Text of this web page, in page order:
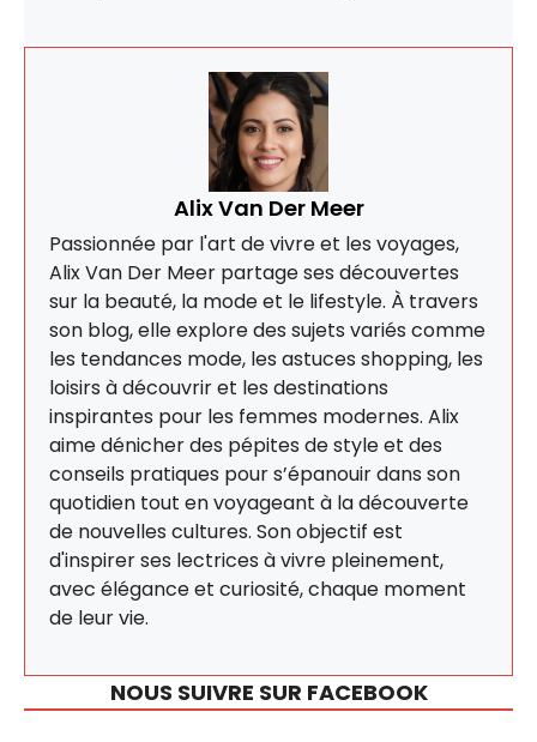
Alix Van Der Meer
Passionnée par l'art de vivre et les voyages,
Alix Van Der Meer partage ses découvertes
sur la beauté, la mode et le lifestyle. À travers
son blog, elle explore des sujets variés comme
les tendances mode, les astuces shopping, les
loisirs à découvrir et les destinations
inspirantes pour les femmes modernes. Alix
aime dénicher des pépites de style et des
conseils pratiques pour s’épanouir dans son
quotidien tout en voyageant à la découverte
de nouvelles cultures. Son objectif est
d'inspirer ses lectrices à vivre pleinement,
avec élégance et curiosité, chaque moment
de leur vie.
NOUS SUIVRE SUR FACEBOOK